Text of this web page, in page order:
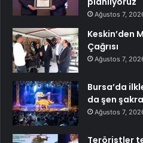
Ağustos 7,
Keskin’den
Çağrısı
Ağustos 7,
Bursa’da
da şen
Ağustos 7,
Teröristler